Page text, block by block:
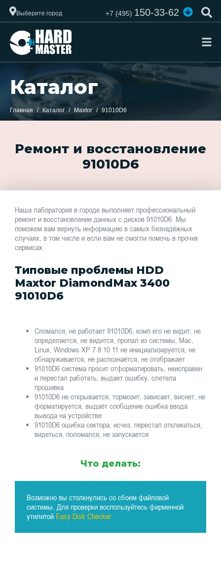
Выберите город +7 (495)150-33-62
Каталог
Главная Каталог Maxtor 91010D6
Ремонт и восстановление
91010D6
Наша лаборатория в городе выполняет профессиональный
ремонт и восстановление данных с дисков 91010D6. Мы
поможем вам вернуть информацию в самых безнадёжных
случаях, в том числе и если вам не смогли помочь в прочих
сервисах.
Типовые проблемы HDD
Maxtor DiamondMax 3400
91010D6
Сломался, не работает 91010D6, комп его не видит, не
определяется, не видится, пропал из системы, Mac,
Linux, Windows XP 7 8 10 11 не инициализируется, не
обнаруживается, не распознаётся, не отображает
91010D6 система просит отформатировать, неисправен
и перестал работать, выдает ошибку, слетела
прошивка
91010D6 не открывается, тормозит, зависает, виснет, не
форматируется, выдаёт сообщение ошибка ввода
вывода на устройстве
91010D6 ошибка сектора, исчез, перестал откликаться,
видеться, поломался, не запускается
Что делать:
Возможно вы столкнулись со сбоем файловой
системы. Для проверки воспользуйтесь фирменной
утилитой Easy Disk Checker